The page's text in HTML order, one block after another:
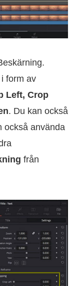
form av
Left, Crop
. Du kan också
också använda
från